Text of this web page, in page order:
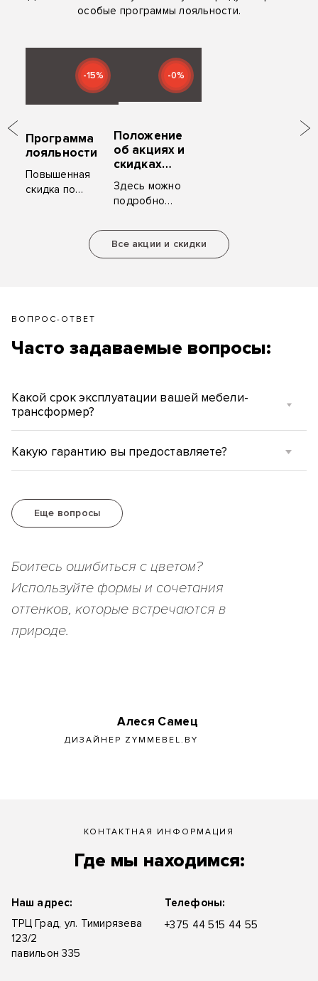
особые программы лояльности.
-15%
Программа
лояльности
Повышенная
скидка по
рекомендацию.
-0%
Положение
об акциях и
скидках
«ZYM
Мебель»
Здесь можно
подробно
с условиями
акций и
скидок.
Все акции и скидки
ВОПРОС-ОТВЕТ
Часто задаваемые вопросы:
Какой срок эксплуатации вашей мебели-
трансформер?
Какую гарантию вы предоставляете?
Еще вопросы
Боитесь ошибиться с цветом?
Используйте формы и сочетания
оттенков, которые встречаются в
природе.
Алеся Самец
ДИЗАЙНЕР ZYMMEBEL.BY
КОНТАКТНАЯ ИНФОРМАЦИЯ
Где мы находимся:
Наш адрес:
ТРЦ Град, ул. Тимирязева
123/2
павильон 335
Телефоны:
+375 44 515 44 55